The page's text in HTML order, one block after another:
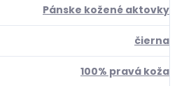
Pánske kožené aktovky
čierna
100% pravá koža